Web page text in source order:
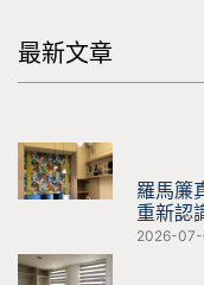
最新文章
羅馬簾
重新認
2026-